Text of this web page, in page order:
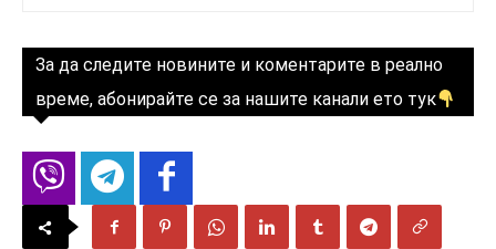
За да следите новините и коментарите в реално
време, абонирайте се за нашите канали ето тук